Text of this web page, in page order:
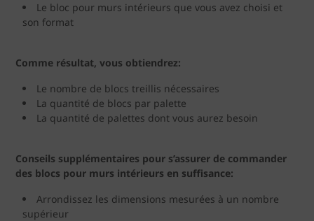
Le bloc pour murs intérieurs que vous avez choisi et
son format
Comme résultat, vous obtiendrez:
Le nombre de blocs treillis nécessaires
La quantité de blocs par palette
La quantité de palettes dont vous aurez besoin
Conseils supplémentaires pour s’assurer de commander
des blocs pour murs intérieurs en suffisance:
Arrondissez les dimensions mesurées à un nombre
supérieur